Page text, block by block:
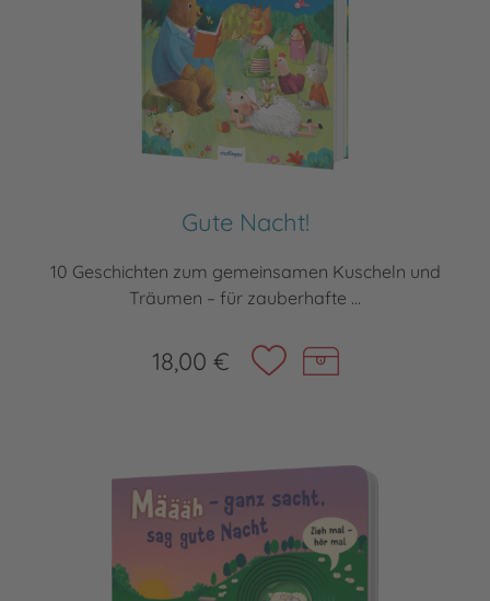
Gute Nacht!
10 Geschichten zum gemeinsamen Kuscheln und
Träumen – für zauberhafte ...
18,00 €